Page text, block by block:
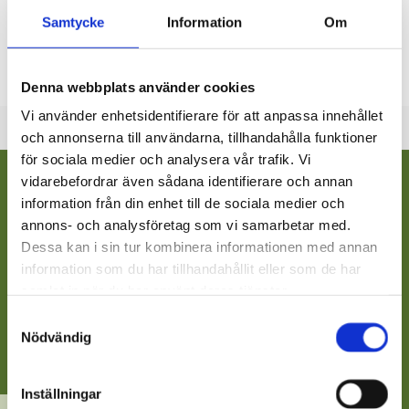
Samtycke Information Om
Denna webbplats använder cookies
Vi använder enhetsidentifierare för att anpassa innehållet
och annonserna till användarna, tillhandahålla funktioner
för sociala medier och analysera vår trafik. Vi
vidarebefordrar även sådana identifierare och annan
information från din enhet till de sociala medier och
annons- och analysföretag som vi samarbetar med.
Dessa kan i sin tur kombinera informationen med annan
information som du har tillhandahållit eller som de har
Nödvändig
Inställningar
Blågröna alger har iakttagits på Bajons, Sjövik, Campingen,
Knipan och Gumnäs badstränder. Algerna kan vara giftiga. I och